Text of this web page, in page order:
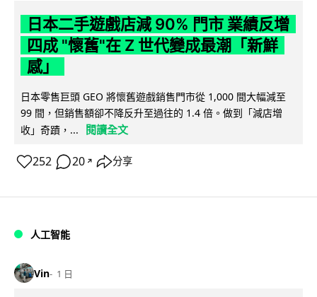
日本二手遊戲店減 90% 門市 業績反增
四成 "懷舊"在 Z 世代變成最潮「新鮮
感」
日本零售巨頭 GEO 將懷舊遊戲銷售門市從 1,000 間大幅減至
99 間，但銷售額卻不降反升至過往的 1.4 倍。做到「減店增
收」奇蹟，...
閱讀全文
252 20 ↗ 分享
人工智能
Vin 1 日